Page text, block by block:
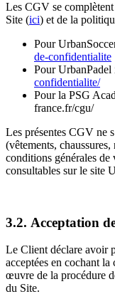
Les CGV se
Site (ici) et de la
Pour
de-confidentialite
Pour UrbanPadel
confidentialite/
Pour la PSG
france.fr/cgu/
Les présentes CGV ne
(vêtements,
conditions générales de
consultables sur le site
3.2. Acceptation
Le Client déclare avoir
acceptées en cochant
œuvre de la procédure
du Site.